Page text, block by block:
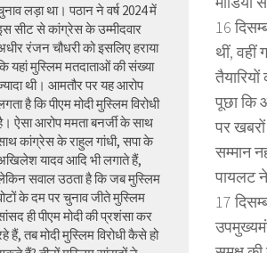
16
थीं,
पूछा कि
पर
सम्मान
पायलट
17
लड़ा था। पठान ने वर्ष 2024 में
सीट से कांग्रेस के उम्मीदवार
रंजन चौधरी को इसलिए हराया
यहां मुस्लिम मतदाताओं की संख्या
थी। आमतौर पर यह आरोप
है कि पीएम मोदी मुस्लिम विरोधी
ऐसा आरोप ममता बनर्जी के साथ
कांग्रेस के राहुल गांधी, सपा के
यादव आदि भी लगाते हैं,
सवाल उठता है कि जब मुस्लिम
के दम पर चुनाव जीते मुस्लिम
ही पीएम मोदी की प्रशंसा कर
हैं, तब मोदी मुस्लिम विरोधी कैसे हो